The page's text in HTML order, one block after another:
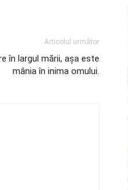
Articolul următor
în largul mării, așa este
mânia în inima omului.